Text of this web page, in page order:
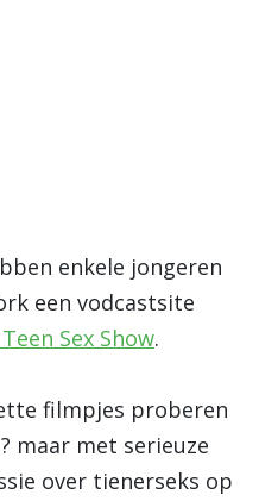
enkele jongeren
een vodcastsite
Sex Show.
filmpjes proberen
maar met serieuze
over tienerseks op